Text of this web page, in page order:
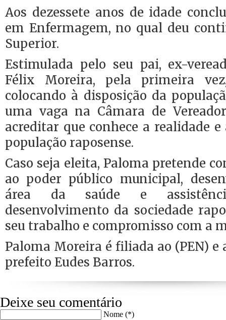
Aos dezessete anos de idade
em Enfermagem, no qual deu
Superior.
Estimulada pelo seu pai, ex-
Félix Moreira, pela primeira
colocando à disposição da
uma vaga na Câmara de
acreditar que conhece a realidade e
população raposense.
Caso seja eleita, Paloma pretende
ao poder público municipal,
área da saúde e
desenvolvimento da sociedade
seu trabalho e compromisso com a
Paloma Moreira é filiada ao (PEN) e
prefeito Eudes Barros.
Deixe seu comentário
Nome (*)